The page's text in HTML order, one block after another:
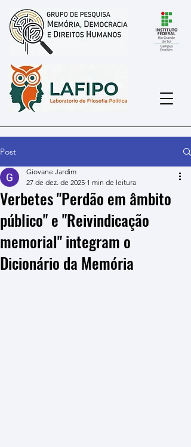
Post
Verbetes "Perdão em âmbito
público" e "Reivindicação
memorial" integram o
Dicionário da Memória
Giovane Jardim
27 de dez. de 2025 1 min de leitura